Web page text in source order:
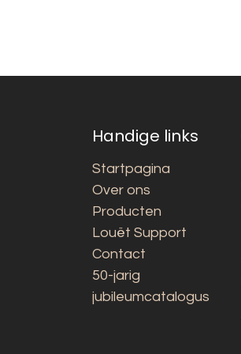
Handige links
Startpagina
Over ons
Producten
Louët Support
Contact
50-jarig
jubileumcatalogus